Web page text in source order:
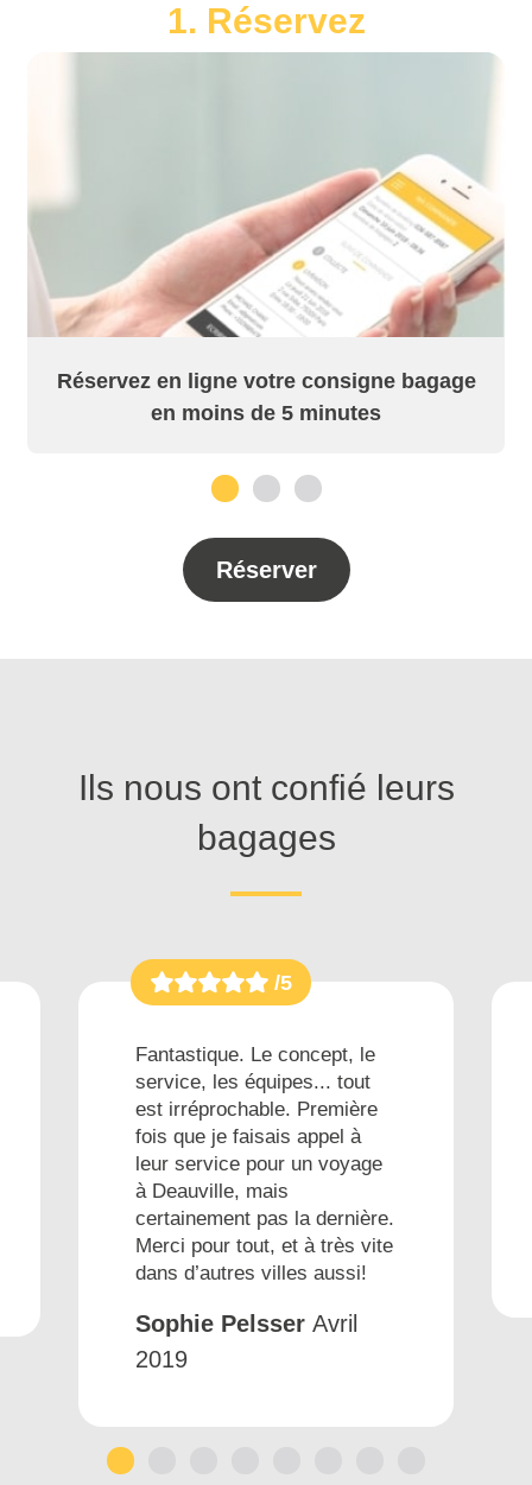
1. Réservez
Réservez en ligne votre consigne bagage
en moins de 5 minutes
Réserver
Ils nous ont confié leurs
bagages
/5
Fantastique. Le concept, le
service, les équipes... tout
est irréprochable. Première
fois que je faisais appel à
leur service pour un voyage
à Deauville, mais
certainement pas la dernière.
Merci pour tout, et à très vite
dans d’autres villes aussi!
Sophie Pelsser Avril
2019